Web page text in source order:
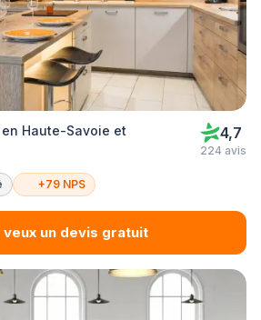
Haute-Savoie et
4,7
224 avis
+79 NPS
veux un devis gratuit